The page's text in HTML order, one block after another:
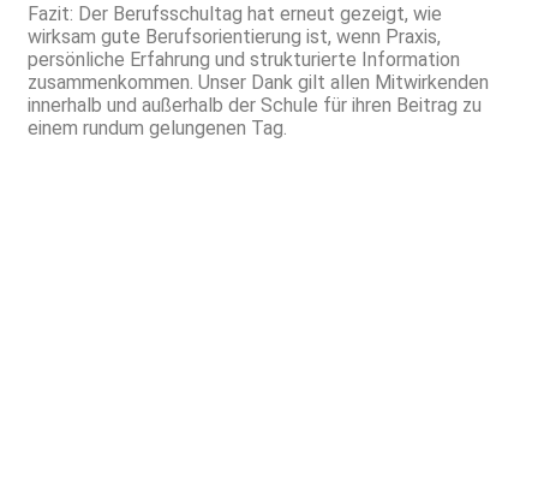
Fazit: Der Berufsschultag hat erneut gezeigt, wie
wirksam gute Berufsorientierung ist, wenn Praxis,
persönliche Erfahrung und strukturierte Information
zusammenkommen. Unser Dank gilt allen Mitwirkenden
innerhalb und außerhalb der Schule für ihren Beitrag zu
einem rundum gelungenen Tag.